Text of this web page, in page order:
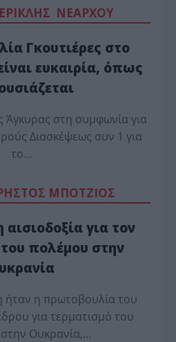
ΝΕΑΡΧΟΥ
Γκουτιέρες στο
ευκαιρία, όπως
στη συμφωνία για
Διασκέψεως συν 1 για
το…
ΜΠΟΤΖΙΟΣ
για τον
πολέμου στην
η πρωτοβουλία του
για τερματισμό του
Ουκρανία,…